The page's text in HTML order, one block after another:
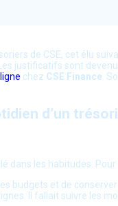
de CSE, cet élu
justificatifs sont
chez CSE Finance.
d’un
les habitudes.
budgets et de
Il fallait suivre les